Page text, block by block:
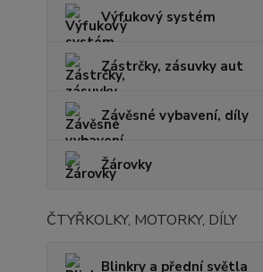
Výfukový systém
Zástrčky, zásuvky aut
Závěsné vybavení, díly
Žárovky
ČTYŘKOLKY, MOTORKY, DÍLY
Blinkry a přední světla